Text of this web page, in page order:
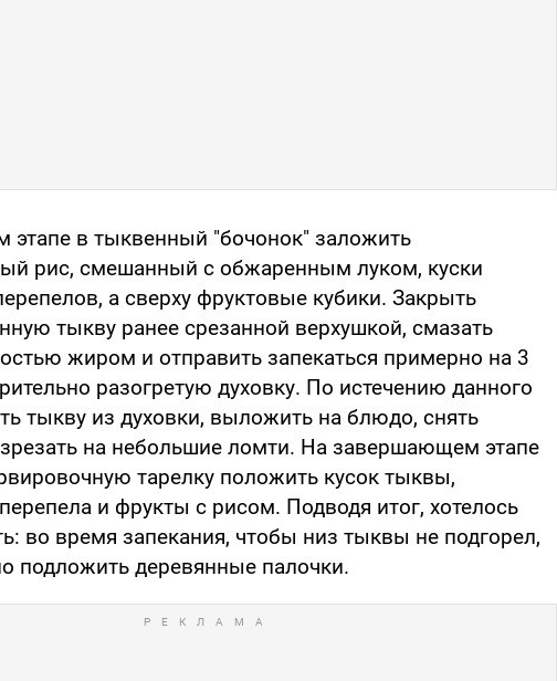
в тыквенный "бочонок" заложить
рис, смешанный с обжаренным луком, куски
а сверху фруктовые кубики. Закрыть
тыкву ранее срезанной верхушкой, смазать
жиром и отправить запекаться примерно на 3
разогретую духовку. По истечению данного
тыкву из духовки, выложить на блюдо, снять
на небольшие ломти. На завершающем этапе
тарелку положить кусок тыквы,
и фрукты с рисом. Подводя итог, хотелось
во время запекания, чтобы низ тыквы не подгорел,
подложить деревянные палочки.